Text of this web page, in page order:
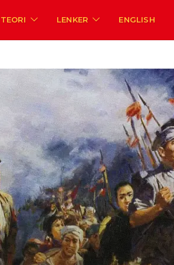
TEORI LENKER ENGLISH